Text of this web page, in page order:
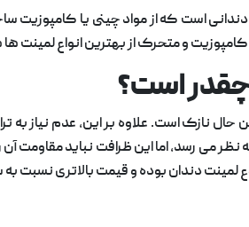
است که از مواد چینی یا کامپوزیت
و متحرک از بهترین انواع لمینت
است؟
نازک است. علاوه بر این، عدم نیاز
می رسد، اما این ظرافت نباید مقاومت